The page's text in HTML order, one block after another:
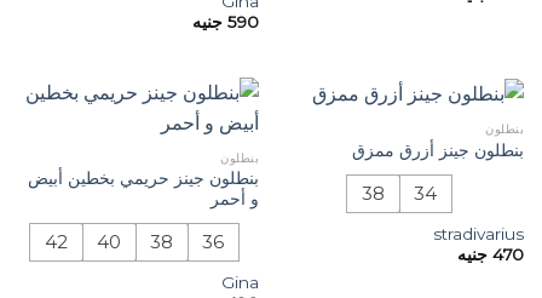
590 جنيه
بنطلون
بنطلون جينز أزرق ممزق
34
38
stradivarius
470 جنيه
بنطلون
بنطلون جينز حريمي بخطين أبيض
و أحمر
36
38
40
42
Gina